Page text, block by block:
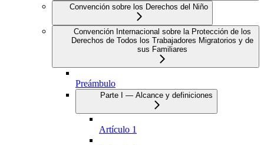
Convención sobre los Derechos del Niño
Convención Internacional sobre la Protección de los
Derechos de Todos los Trabajadores Migratorios y de
sus Familiares
Preámbulo
Parte I — Alcance y definiciones
Artículo 1